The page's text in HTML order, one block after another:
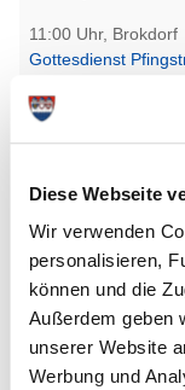
Diese Webseite
Wir verwenden
personalisieren,
können und die
Außerdem geben
unserer Website
Werbung und
11:00 Uhr, Brokdorf
Gottesdienst
Monday, 25.05.2026
11:00 bis 14:00 Uhr,